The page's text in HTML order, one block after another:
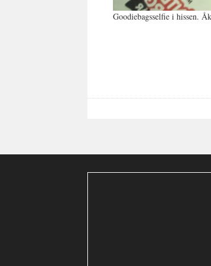
Goodiebagsselfie i hissen.